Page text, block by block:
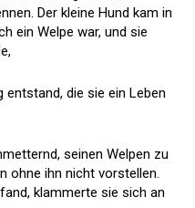
Der kleine Hund kam in
ein Welpe war, und sie
entstand, die sie ein Leben
seinen Welpen zu
ohne ihn nicht vorstellen.
klammerte sie sich an